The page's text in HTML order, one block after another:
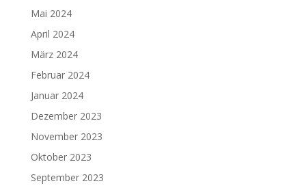
Mai 2024
April 2024
März 2024
Februar 2024
Januar 2024
Dezember 2023
November 2023
Oktober 2023
September 2023